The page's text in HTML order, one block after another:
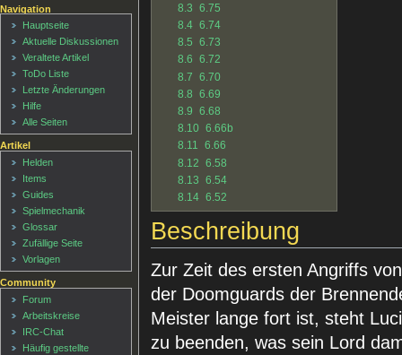
8.3 6.75
8.4 6.74
8.5 6.73
8.6 6.72
8.7 6.70
8.8 6.69
8.9 6.68
8.10 6.66b
8.11 6.66
8.12 6.58
8.13 6.54
8.14 6.52
Beschreibung
Zur Zeit des ersten Angriffs
der Doomguards der
Meister lange fort ist, steht
zu beenden, was sein Lord
Navigation
Hauptseite
Aktuelle Diskussionen
Veraltete Artikel
ToDo Liste
Letzte Änderungen
Hilfe
Alle Seiten
Artikel
Helden
Items
Guides
Spielmechanik
Glossar
Zufällige Seite
Vorlagen
Community
Forum
Arbeitskreise
IRC-Chat
Häufig gestellte